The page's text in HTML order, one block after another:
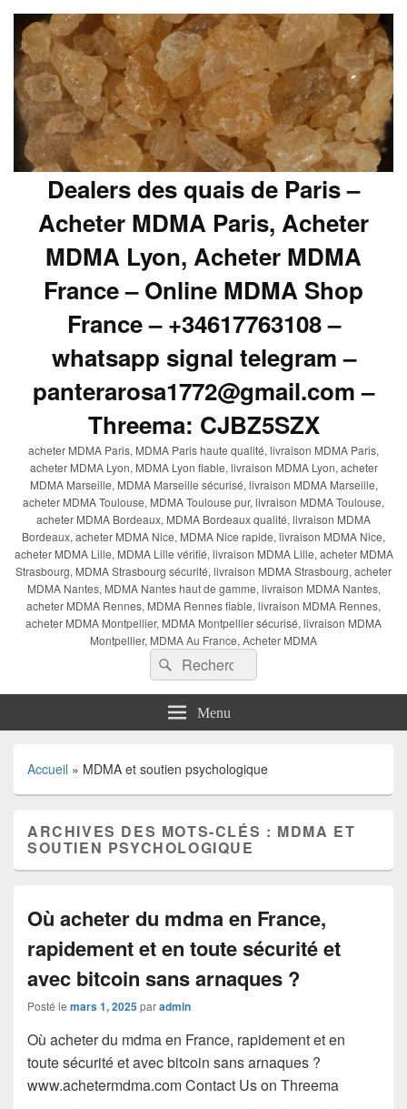
Dealers des quais de Paris –
Acheter MDMA Paris, Acheter
MDMA Lyon, Acheter MDMA
France – Online MDMA Shop
France – +34617763108 –
whatsapp signal telegram –
panterarosa1772@gmail.com –
Threema: CJBZ5SZX
acheter MDMA Paris, MDMA Paris haute qualité, livraison MDMA Paris,
acheter MDMA Lyon, MDMA Lyon fiable, livraison MDMA Lyon, acheter
MDMA Marseille, MDMA Marseille sécurisé, livraison MDMA Marseille,
acheter MDMA Toulouse, MDMA Toulouse pur, livraison MDMA Toulouse,
acheter MDMA Bordeaux, MDMA Bordeaux qualité, livraison MDMA
Bordeaux, acheter MDMA Nice, MDMA Nice rapide, livraison MDMA Nice,
acheter MDMA Lille, MDMA Lille vérifié, livraison MDMA Lille, acheter MDMA
Strasbourg, MDMA Strasbourg sécurité, livraison MDMA Strasbourg, acheter
MDMA Nantes, MDMA Nantes haut de gamme, livraison MDMA Nantes,
acheter MDMA Rennes, MDMA Rennes fiable, livraison MDMA Rennes,
acheter MDMA Montpellier, MDMA Montpellier sécurisé, livraison MDMA
Montpellier, MDMA Au France, Acheter MDMA
Recherche :
Rechercher
Menu
Accueil » MDMA et soutien psychologique
ARCHIVES DES MOTS-CLÉS : MDMA ET
SOUTIEN PSYCHOLOGIQUE
Où acheter du mdma en France,
rapidement et en toute sécurité et
avec bitcoin sans arnaques ?
Posté le mars 1, 2025paradmin
Où acheter du mdma en France, rapidement et en
toute sécurité et avec bitcoin sans arnaques ?
www.achetermdma.com Contact Us on Threema